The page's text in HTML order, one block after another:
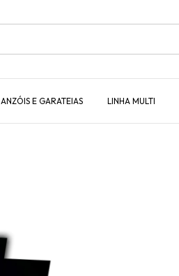
ANZÓIS E GARATEIAS LINHA MULTI